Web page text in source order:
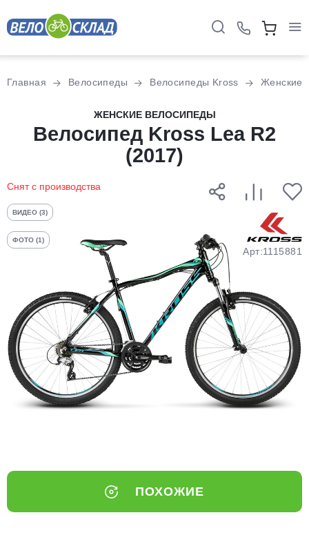
Главная Велосипеды Велосипеды Kross Женские
ЖЕНСКИЕ ВЕЛОСИПЕДЫ
Велосипед Kross Lea R2
(2017)
Снят с производства
ВИДЕО (3)
ФОТО (1)
Арт:1115881
ПОХОЖИЕ
Разбейте
оплатуна части
без переплат
График платежей
Добавляйте товары
в корзину
Оплачивайте сегодня только
25% картой любого банка
выбранный способом
Оставшиеся75% будут